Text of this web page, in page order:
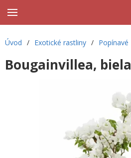
Úvod / Exotické rastliny / Popínavé
Bougainvillea, biela